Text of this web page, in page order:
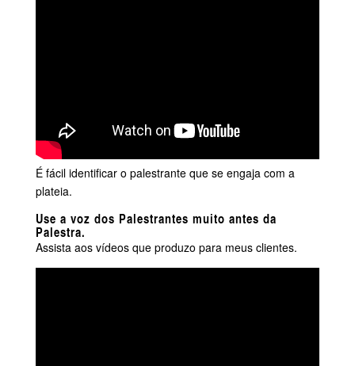
É fácil identificar o palestrante que se engaja com a
plateia.
Use a voz dos Palestrantes muito antes da
Palestra.
Assista aos vídeos que produzo para meus clientes.